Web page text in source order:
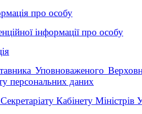
про особу
інформації про особу
Уповноваженого
персональних даних
Кабінету Міністрів